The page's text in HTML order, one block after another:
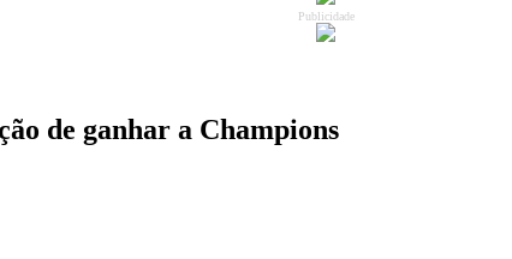
Publicidade
de ganhar a Champions